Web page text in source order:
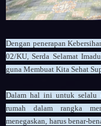
Dengan penerapan
02/KU, Serda Selamat
guna Membuat Kita Sehat
Dalam hal ini untuk selalu
rumah dalam rangka
menegaskan, harus benar-